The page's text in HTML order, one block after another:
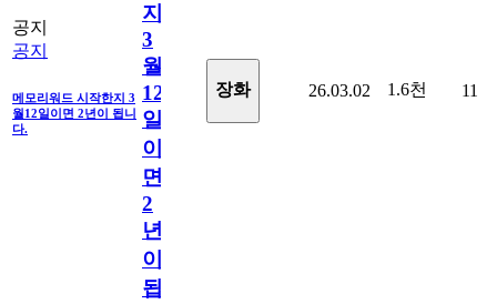
공지
공지
메모리워드 시작한지 3
월12일이면 2년이 됩니
다.
지
3
월
12
일
이
면
2
년
이
됩
장화 26.03.02 1.6천 11